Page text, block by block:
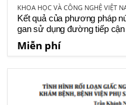
KHOA HỌC VÀ CÔNG NGHỆ VIỆT
Kết quả của phương pháp
gan sử dụng đường tiếp
cảnh trong so với đường
Miễn phí